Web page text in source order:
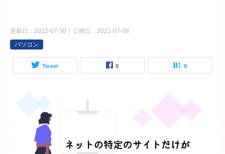
更新日： 2022-07-30 公開日： 2022-07-08
パソコン
Tweet 0 0